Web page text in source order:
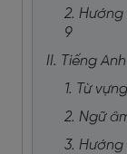
2.
9
II. Tiếng
1. Từ vựng
2. Ngữ
3.